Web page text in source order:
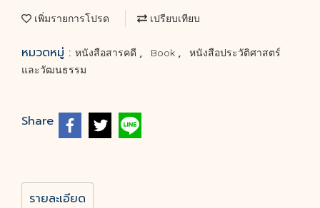
เพิ่มรายการโปรด เปรียบเทียบ
หมวดหมู่ : หนังสือสารคดี , Book ,
หนังสือประวัติศาสตร์
และวัฒนธรรม
Share
รายละเอียด